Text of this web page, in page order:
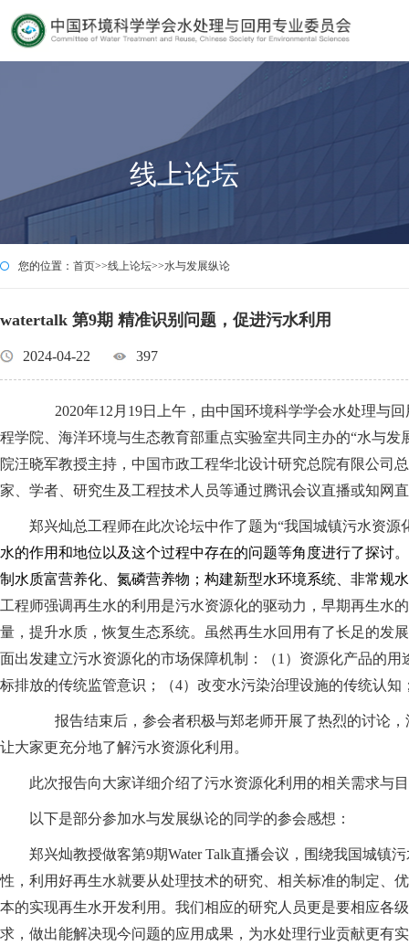
线上论坛
您的位置： 首页>>线上论坛>>水与发展纵论
watertalk 第9期 精准识别问题，促进污水利用
2024-04-22 397
2020年12月19日上午，由中国环境科学学会水处理与
程学院、海洋环境与生态教育部重点实验室共同主办的“水与
院汪晓军教授主持，中国市政工程华北设计研究总院有限公司
家、学者、研究生及工程技术人员等通过腾讯会议直播或知网
郑兴灿总工程师在此次论坛中作了题为“我国城镇污水资
水的作用和地位以及这个过程中存在的问题等角度进行了探讨
制水质富营养化、氮磷营养物；构建新型水环境系统、非常规
工程师强调再生水的利用是污水资源化的驱动力，早期再生水
量，提升水质，恢复生态系统。虽然再生水回用有了长足的发
面出发建立污水资源化的市场保障机制：（1）资源化产品的
标排放的传统监管意识；（4）改变水污染治理设施的传统认
报告结束后，参会者积极与郑老师开展了热烈的讨论，
让大家更充分地了解污水资源化利用。
此次报告向大家详细介绍了污水资源化利用的相关需求与
以下是部分参加水与发展纵论的同学的参会感想：
郑兴灿教授做客第9期Water Talk直播会议，围绕我国城镇
性，利用好再生水就要从处理技术的研究、相关标准的制定、
本的实现再生水开发利用。我们相应的研究人员更是要相应各
求，做出能解决现今问题的应用成果，为水处理行业贡献更有